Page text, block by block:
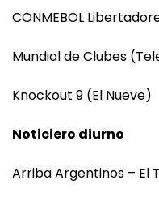
CONMEBOL
Mundial de Clubes
Knockout 9 (El Nueve)
Noticiero diurno
Arriba Argentinos – El